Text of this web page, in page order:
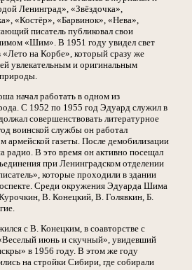
Ленинград», «Звёздочка»,
«Костёр», «Барвинок», «Нева»,
писатель публиковал свои
«Шим». В 1951 году увидел свет
«Лето на Корбе», который сразу же
увлекательным и оригинальным
природы.
начал работать в одном из
С 1952 по 1955 год Эдуард служил в
совершенствовать литературное
воинской службы он работал
армейской газеты. После демобилизации
радио. В это время он активно посещал
при Ленинградском отделении
которые проходили в здании
Среди окружения Эдуарда Шима
В. Конецкий, В. Голявкин, Б.
с В. Конецким, в соавторстве с
июнь и скучный», увидевший
в 1956 году. В этом же году
на стройки Сибири, где собирали